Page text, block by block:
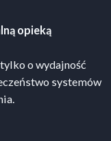
opieką
o wydajność
systemów